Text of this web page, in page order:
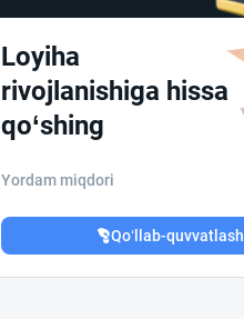
Loyiha
rivojlanishiga hissa
qo‘shing
Yordam miqdori
Qo‘llab-quvvatlash